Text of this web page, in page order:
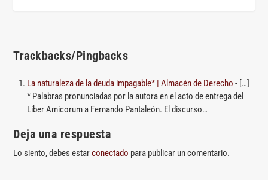
Trackbacks/Pingbacks
La naturaleza de la deuda impagable* | Almacén de Derecho - […]
* Palabras pronunciadas por la autora en el acto de entrega del
Liber Amicorum a Fernando Pantaleón. El discurso…
Deja una respuesta
Lo siento, debes estarconectado para publicar un comentario.